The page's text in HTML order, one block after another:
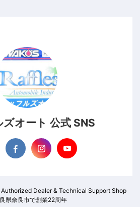
オート 公式 SNS
Dealer & Technical Support Shop
県奈良市で創業22周年